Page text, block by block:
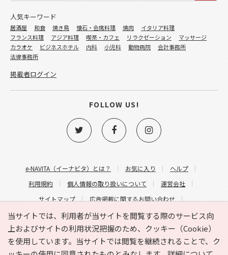
当サイトでは、利用者が当サイトを閲覧する際のサービス向
上およびサイトの利用状況把握のため、クッキー（Cookie）
を使用しています。当サイトでは閲覧を継続されることで、ク
e-NAVITA（イーナビタ）とは？ お気に入り
ヘルプ
利用規約
個人情報の取り扱いについて
運営会社
サイトマップ
広告掲載に関するお問い合わせ
サイトの内容に関するお問い合わせ
人気キーワード
居酒屋 和食 焼き鳥 懐石・会席料理 焼肉
イタリア料理
フランス料理
アジア料理 喫茶・カフェ リラクゼーション
マッサージ
カラオケ
ビジネスホテル 内科 小児科 動物病院
会計事務所
法律事務所
掲載者ログイン
FOLLOW US!